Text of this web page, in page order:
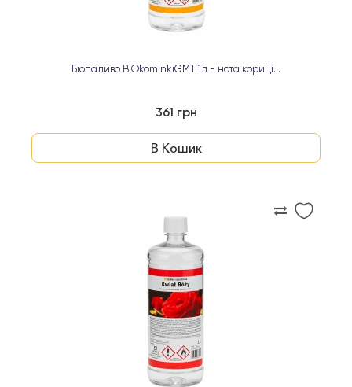
Біопаливо BIOkominkiGMT 1л - нота кориці...
361 грн
В Кошик